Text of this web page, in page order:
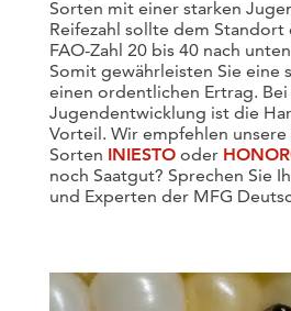
Sorten mit einer starken
Reifezahl sollte dem
FAO-Zahl 20 bis 40 nach
Somit gewährleisten Sie eine
einen ordentlichen Ertrag.
Jugendentwicklung ist die
Vorteil. Wir empfehlen unsere
Sorten INIESTO oder
noch Saatgut? Sprechen Sie
und Experten der MFG